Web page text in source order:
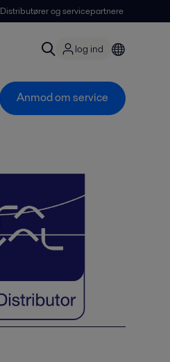
Distributører og servicepartnere
log ind
Anmod om service